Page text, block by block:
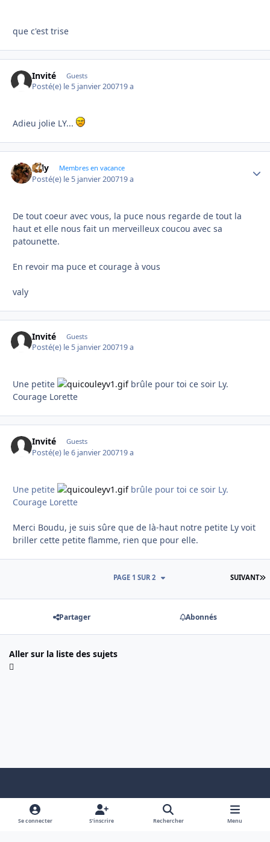
que c'est trise
Invité Guests
Posté(e) le 5 janvier 200719 a
Adieu jolie LY...
valy Membres en vacance
Posté(e) le 5 janvier 200719 a
De tout coeur avec vous, la puce nous regarde de tout la
haut et elle nous fait un merveilleux coucou avec sa
patounette.
En revoir ma puce et courage à vous
valy
Invité Guests
Posté(e) le 5 janvier 200719 a
Une petite
brûle pour toi ce soir Ly.
Courage Lorette
Invité Guests
Posté(e) le 6 janvier 200719 a
Une petite
brûle pour toi ce soir Ly.
Courage Lorette
Merci Boudu, je suis sûre que de là-haut notre petite Ly voit
briller cette petite flamme, rien que pour elle.
SUIVANT
PAGE 1 SUR 2
Partager Abonnés
Aller sur la liste des sujets
Light ModeDark ModeSystem Preference x
Se connecter S’inscrire Rechercher Menu